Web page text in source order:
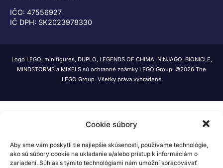
Cookie súbory
Aby sme vám poskytli tie najlepšie skúsenosti, používame technológie,
ako sú súbory cookie na ukladanie a/alebo prístup k informáciám o
zariadení. Súhlas s týmito technológiami nám umožní spracovávať
IČO: 47556927
IČ DPH: SK2023978330
Logo LEGO, minifigures, DUPLO, LEGENDS OF CHIMA, NINJAGO, BIONICLE,
MINDSTORMS a MIXELS sú ochranné známky LEGO Group. ©2026 The
LEGO Group. Všetky práva vyhradené